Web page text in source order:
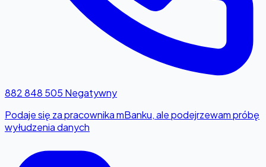
882 848 505 Negatywny
Podaje się za pracownika mBanku, ale podejrzewam próbę
wyłudzenia danych